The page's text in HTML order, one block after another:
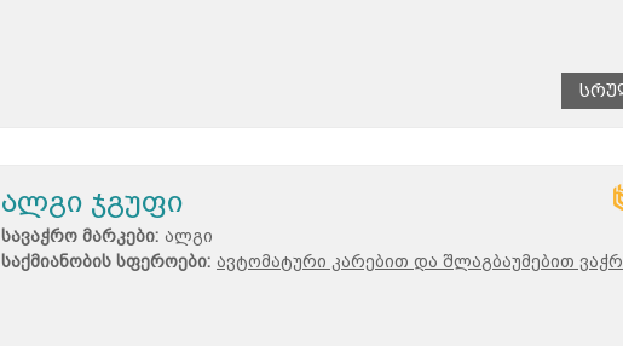
ალგი ჯგუფი
სავაჭრო მარკები: ალგი
საქმიანობის სფეროები: ავტომატური კარებით და შლაგბაუმებით